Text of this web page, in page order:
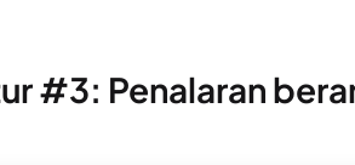
#3: Penalaran